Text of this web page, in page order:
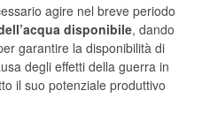
agire nel breve periodo
disponibile, dando
garantire la disponibilità di
degli effetti della guerra in
il suo potenziale produttivo